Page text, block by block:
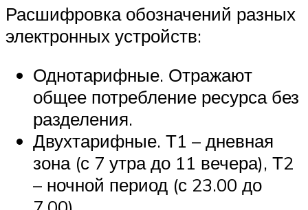
Расшифровка обозначений разных
электронных устройств:
Однотарифные. Отражают
общее потребление ресурса без
разделения.
Двухтарифные. Т1 – дневная
зона (с 7 утра до 11 вечера), Т2
– ночной период (с 23.00 до